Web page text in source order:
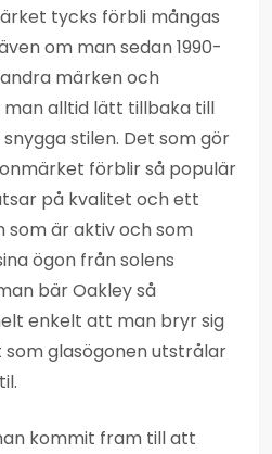
tycks förbli mångas
om man sedan 1990-
märken och
alltid lätt tillbaka till
stilen. Det som gör
förblir så populär
på kvalitet och ett
som är aktiv och som
ögon från solens
bär Oakley så
enkelt att man bryr sig
glasögonen utstrålar
kommit fram till att